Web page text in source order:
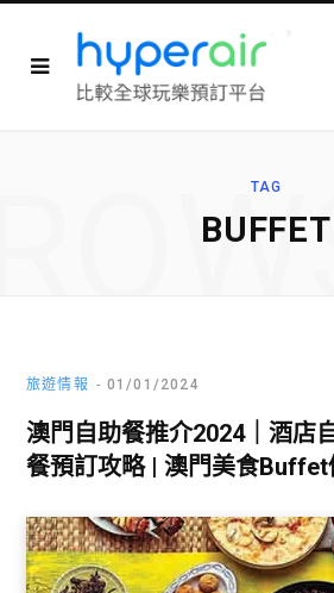
TAG
BUFFET
旅遊情報 01/01/2024
澳門自助餐推介2024｜酒店
餐預訂攻略 | 澳門美食Buffet